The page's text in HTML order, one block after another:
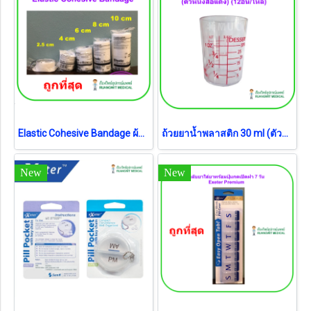
Elastic Cohesive Bandage ผ้าก๊อซพันแผล ยืดได้ มีกาวในตัว (1 ม้วน) ถ้วยยาน้ำพลาสติก 30 ml (ตัวหนังสือแดง) (12อัน/โหล)
New New